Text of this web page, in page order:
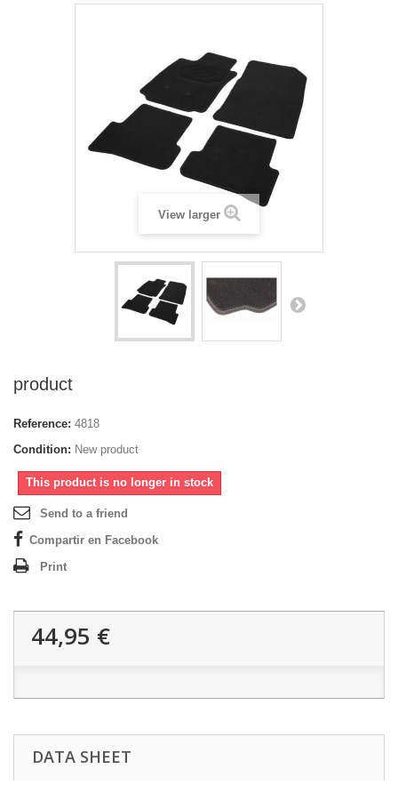
View larger
product
Reference: 4818
Condition: New product
This product is no longer in stock
Send to a friend
Compartir en Facebook
Print
44,95 €
DATA SHEET